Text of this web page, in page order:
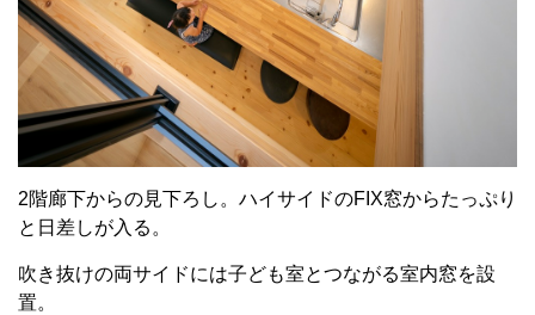
2階廊下からの見下ろし。ハイサイドのFIX窓からたっぷり
と日差しが入る。
吹き抜けの両サイドには子ども室とつながる室内窓を設
置。